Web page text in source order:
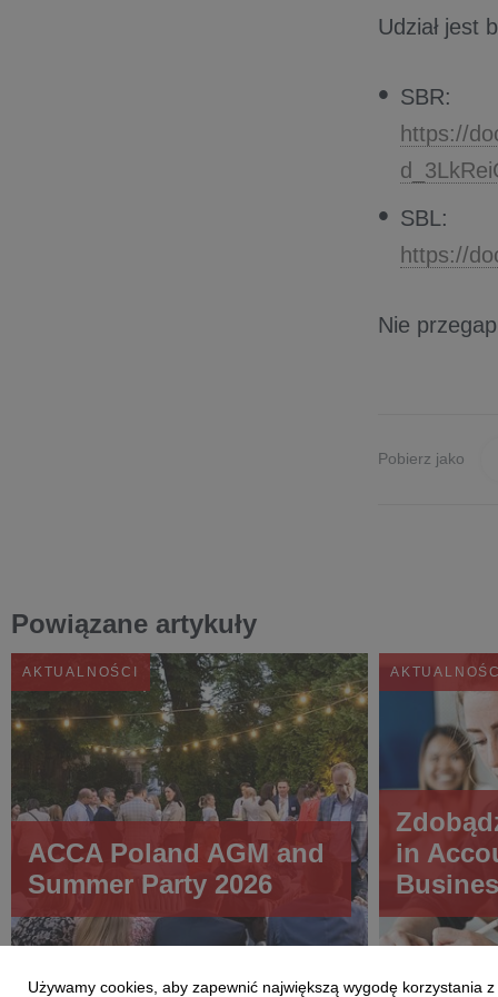
Udział jest
SBR:
https://
SBL:
https://
Nie
Pobierz jako
Powiązane artykuły
AKTUALNOŚCI
ACCA Poland AGM and
Summer Party 2026
in
Używamy cookies, aby zapewnić największą wygodę